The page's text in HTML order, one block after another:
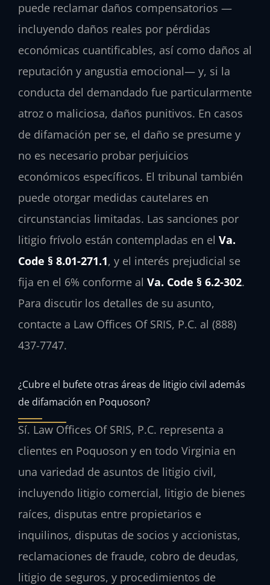
puede reclamar daños compensatorios —
incluyendo daños reales por pérdidas
económicas cuantificables, así como daños al
reputación y angustia emocional— y, si la
conducta del demandado fue particularmente
atroz o maliciosa, daños punitivos. En casos
de difamación per se, el daño se presume y
no es necesario probar perjuicios
económicos específicos. El tribunal también
puede otorgar medidas cautelares en
circunstancias limitadas. Las sanciones por
litigio frívolo están contempladas en el Va.
Code § 8.01-271.1, y el interés prejudicial se
fija en el 6% conforme al Va. Code § 6.2-302.
Para discutir los detalles de su asunto,
contacte a Law Offices Of SRIS, P.C. al (888)
437-7747.
¿Cubre el bufete otras áreas de litigio civil además
de difamación en Poquoson?
Sí. Law Offices Of SRIS, P.C. representa a
clientes en Poquoson y en todo Virginia en
una variedad de asuntos de litigio civil,
incluyendo litigio comercial, litigio de bienes
raíces, disputas entre propietarios e
inquilinos, disputas de socios y accionistas,
reclamaciones de fraude, cobro de deudas,
litigio de seguros, y procedimientos de